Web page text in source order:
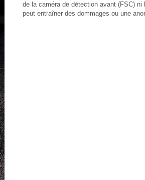
de la caméra de détection avant (FSC) ni
peut entraîner des dommages ou une